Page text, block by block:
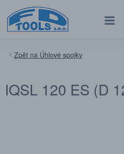
Úhlové spojky
IQSL 120 ES (D